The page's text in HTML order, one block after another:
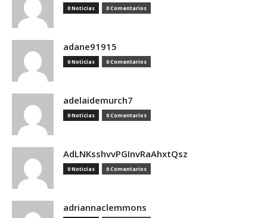
0 Noticias 0 Comentarios
adane91915
0 Noticias 0 Comentarios
adelaidemurch7
0 Noticias 0 Comentarios
AdLNKsshvvPGInvRaAhxtQsz
0 Noticias 0 Comentarios
adriannaclemmons